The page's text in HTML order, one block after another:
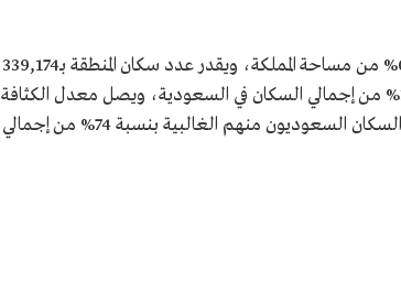
تبلغ مساحة منطقة الباحة 12 ألف كم2، أي ما يغطي 0.6% من مساحة المملكة، ويقدر عدد سكان المنطقة بـ339,174
نسمة بحسب تعداد السعودية 2022، وهو ما يعادل 1.05% من إجمالي السكان في السعودية، ويصل معدل الكثافة
السكانية لنحو 28 شخصًا في كل كم2 من أراضيها، ويمثّل السكان السعوديون منهم الغالبية بنسبة 74% من إجمالي